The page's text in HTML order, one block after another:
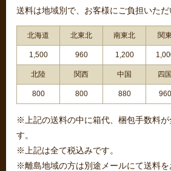
送料は地域別で、お客様にご負担いただ
北海道 北東北 南東北 関東
1,500 960 1,200
北陸 関西 中国 四国
800 800 880 960
※上記の送料の中に箱代、梱包手数料が
す。
※上記は全て税込みです。
※離島地域の方は別途メールにて送料を